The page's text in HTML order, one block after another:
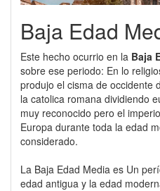
Baja Edad
Este hecho ocurrio en la Baja
sobre ese periodo: En lo religioso, Fue la época en que se
produjo el cisma de occidente
la catolica romana dividiendo
muy reconocido pero el
Europa durante toda la edad
considerado.
La Baja Edad Media es Un
edad antigua y la edad